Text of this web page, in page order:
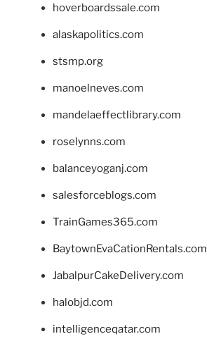
hoverboardssale.com
alaskapolitics.com
stsmp.org
manoelneves.com
mandelaeffectlibrary.com
roselynns.com
balanceyoganj.com
salesforceblogs.com
TrainGames365.com
BaytownEvaCationRentals.com
JabalpurCakeDelivery.com
halobjd.com
intelligenceqatar.com